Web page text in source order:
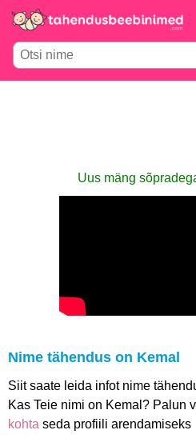
Uus mäng
Nime tähendus on Kemal
Siit saate leida infot nime
Kas Teie nimi on Kemal? Palun
kohta seda profiili arendamiseks